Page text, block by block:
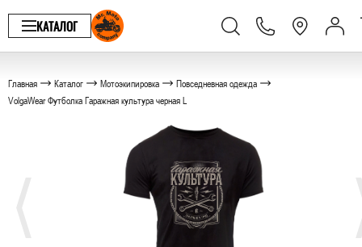
КАТАЛОГ
Главная Каталог Мотоэкипировка
Повседневная одежда
VolgaWear Футболка Гаражная культура черная L